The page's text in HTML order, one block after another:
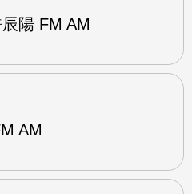
陽 FM AM
AM